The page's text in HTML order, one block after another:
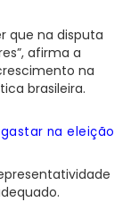
que na disputa
afirma a
na
brasileira.
na eleição